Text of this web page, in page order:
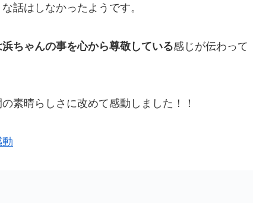
話はしなかったようです。
ちゃんの事を心から尊敬している感じが伝わって
素晴らしさに改めて感動しました！！